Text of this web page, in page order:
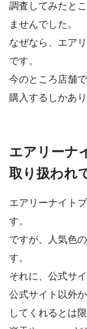
調査してみたと
ませんでした。
なぜなら、エア
です。
今のところ店舗
購入するしかあり
エアリーナ
取り扱われ
エアリーナイト
す。
ですが、人気色
す。
それに、公式サ
公式サイト以外
してくれるとは